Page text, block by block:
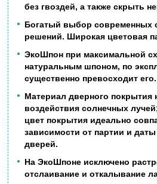
без гвоздей, а также скрыть
Богатый выбор современных
решений. Широкая цветовая
ЭкоШпон при максимальной
натуральным шпоном, по
существенно превосходит его.
Материал дверного покрытия
воздействия солнечных
цвет покрытия идеально
зависимости от партии и
дверей.
На ЭкоШпоне исключено
отслаивание и откалывание